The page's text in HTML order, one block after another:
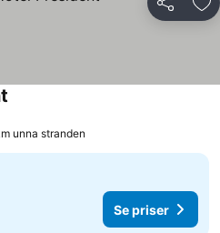
Del
unna stranden
Se priser